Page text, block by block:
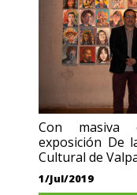
Con masiva
exposición De
Cultural de
1/Jul/2019